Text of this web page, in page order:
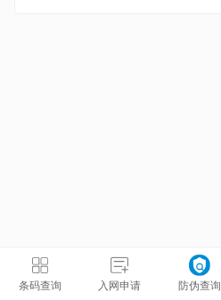
条码查询 入网申请 防伪查询